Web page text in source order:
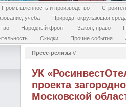
Промышленность и производство
учеба
Природа, окружающая
Народный фронт Закон, право
Скидки Прочие события
Пресс-релизы //
УК
проекта
Московской